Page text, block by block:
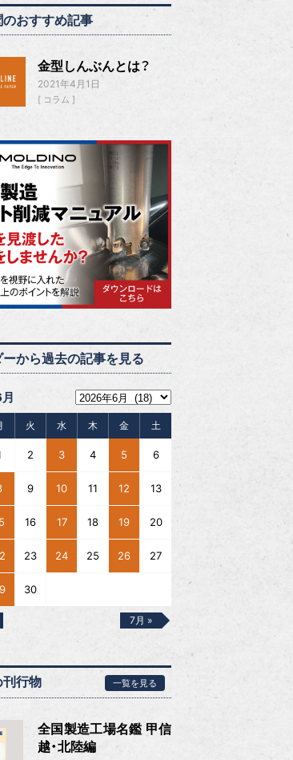
おすすめ記事
金型しんぶんとは？
2021年4月1日
コラム
から過去の記事を見る
火 水 木 金 土
2 3 4 5 6
9 10 11 12 13
16 17 18 19 20
23 24 25 26 27
30
7月 »
行物 一覧を見る
全国製造工場名鑑 甲信
越・北陸編